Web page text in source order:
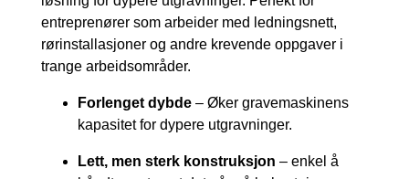
entreprenører som arbeider med ledningsnett,
rørinstallasjoner og andre krevende oppgaver i
trange arbeidsområder.
Forlenget dybde – Øker gravemaskinens
kapasitet for dypere utgravninger.
Lett, men sterk konstruksjon – enkel å